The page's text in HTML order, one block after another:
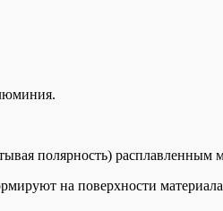
полярность) расплавленным
на поверхности